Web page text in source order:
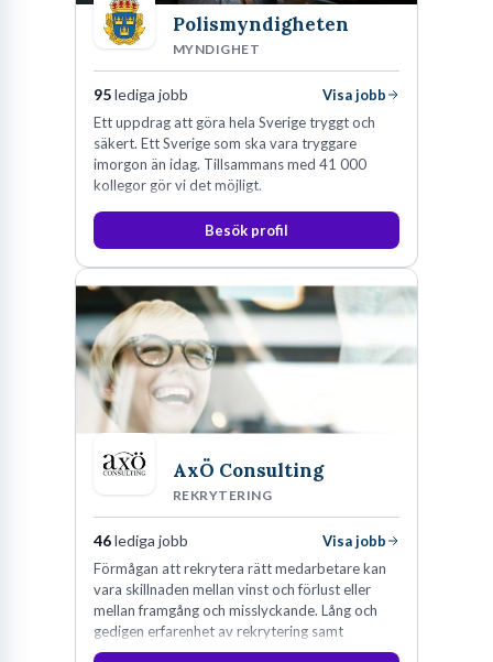
Polismyndigheten
MYNDIGHET
95lediga jobb
Visa jobb
Ett uppdrag att göra hela Sverige tryggt och
säkert. Ett Sverige som ska vara tryggare
imorgon än idag. Tillsammans med 41 000
kollegor gör vi det möjligt.
Besök profil
AxÖ Consulting
REKRYTERING
46lediga jobb
Visa jobb
Förmågan att rekrytera rätt medarbetare kan
vara skillnaden mellan vinst och förlust eller
mellan framgång och misslyckande. Lång och
gedigen erfarenhet av rekrytering samt
konsultverksamhet har lärt oss just det.